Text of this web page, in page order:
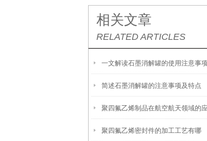
相关文章
RELATED ARTICLES
一文解读石墨消解罐的使用注意事项
简述石墨消解罐的注意事项及特点
聚四氟乙烯制品在航空航天领域的应
用
聚四氟乙烯密封件的加工工艺有哪